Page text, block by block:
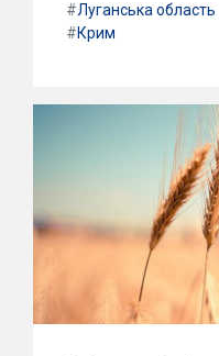
#Луганська область
#Крим